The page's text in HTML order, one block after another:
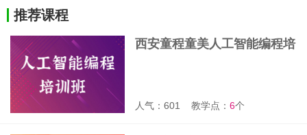
推荐课程
西安童程童美人工智能编程培
人气：601 教学点：6个